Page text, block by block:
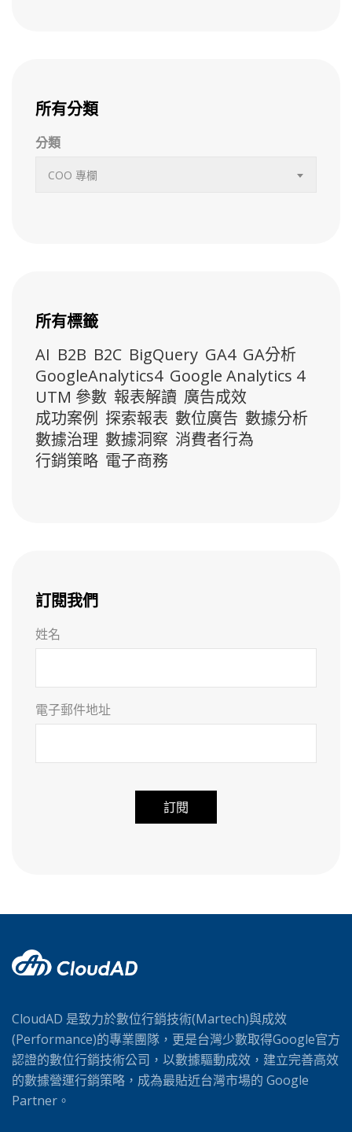
所有分類
分類
COO 專欄
所有標籤
AI B2B B2C BigQuery GA4 GA分析
GoogleAnalytics4 Google Analytics 4
UTM 參數 報表解讀 廣告成效
成功案例 探索報表 數位廣告 數據分析
數據治理 數據洞察 消費者行為
行銷策略 電子商務
訂閱我們
姓名
電子郵件地址
r
a
t
v
e
:
CloudAD 是致力於數位行銷技術(Martech)與成效
(Performance)的專業團隊，更是台灣少數取得Google官方
認證的數位行銷技術公司，以數據驅動成效，建立完善高效
的數據營運行銷策略，成為最貼近台灣市場的 Google
Partner。